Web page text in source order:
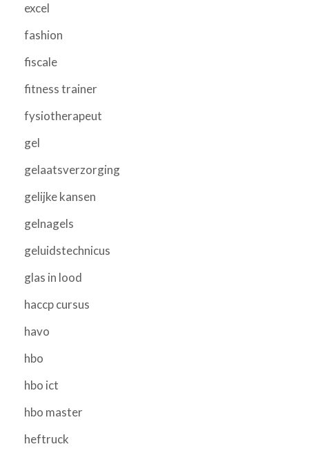
excel
fashion
fiscale
fitness trainer
fysiotherapeut
gel
gelaatsverzorging
gelijke kansen
gelnagels
geluidstechnicus
glas in lood
haccp cursus
havo
hbo
hbo ict
hbo master
heftruck